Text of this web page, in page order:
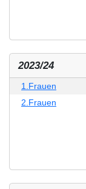
2023/24
1.Frauen
2.Frauen